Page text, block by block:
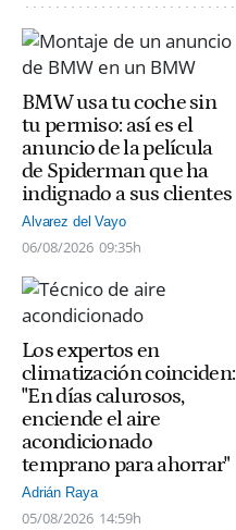
BMW usa tu coche sin
tu permiso: así es el
anuncio de la película
de Spiderman que ha
indignado a sus clientes
Alvarez del Vayo
06/08/2026 09:35h
Los expertos en
climatización coinciden:
"En días calurosos,
enciende el aire
acondicionado
temprano para ahorrar"
Adrián Raya
05/08/2026 14:59h